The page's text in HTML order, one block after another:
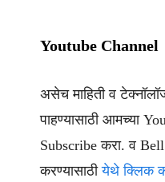
Youtube Channel
असेच माहिती व
पाहण्यासाठी आमच्या
Subscribe करा. व
करण्यासाठीयेथे क्लिक